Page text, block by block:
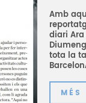
Amb
diari
tota la
MÉS